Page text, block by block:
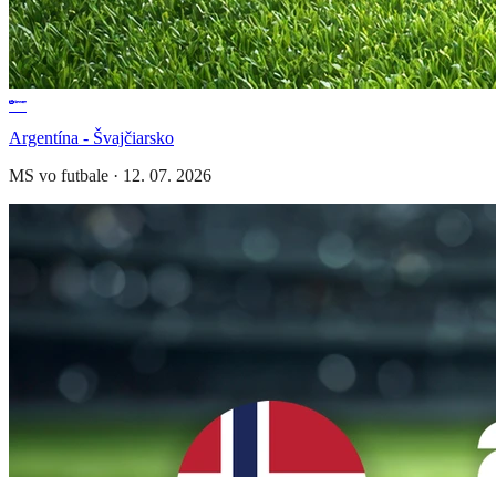
Argentína - Švajčiarsko
MS vo futbale · 12. 07. 2026